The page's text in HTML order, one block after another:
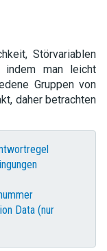
Störvariablen
indem man leicht
Gruppen von
daher betrachten
Data (nur